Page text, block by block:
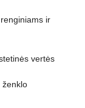
ir
vertės
ženklo